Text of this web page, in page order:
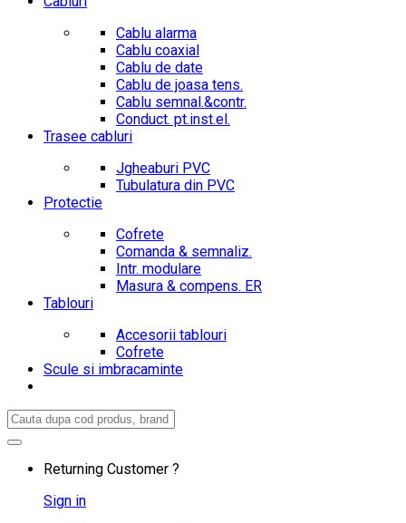
Cablu alarma
Cablu coaxial
Cablu de date
Cablu de joasa tens.
Cablu semnal.&contr.
Conduct. pt.inst.el.
Trasee cabluri
Jgheaburi PVC
Tubulatura din PVC
Protectie
Cofrete
Comanda & semnaliz.
Intr. modulare
Masura & compens. ER
Tablouri
Accesorii tablouri
Cofrete
Scule si imbracaminte
Search
Returning Customer ?
Sign in